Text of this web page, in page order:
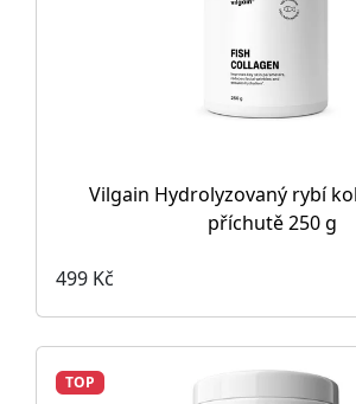
Vilgain Hydrolyzovaný rybí
příchutě 250 g
499 Kč
TOP